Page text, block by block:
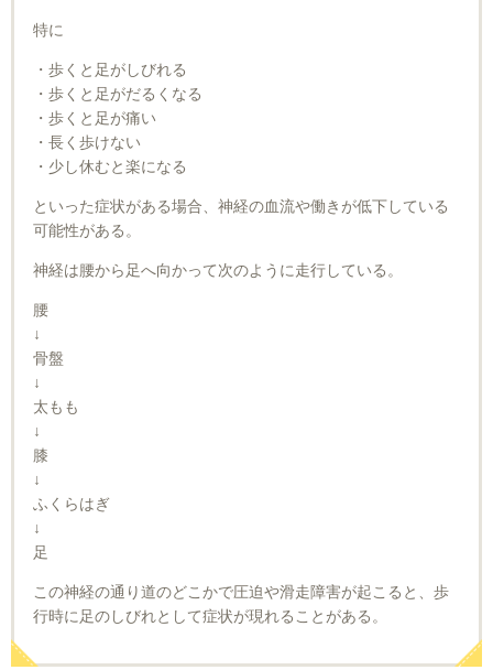
特に
・歩くと足がしびれる
・歩くと足がだるくなる
・歩くと足が痛い
・長く歩けない
・少し休むと楽になる
といった症状がある場合、神経の血流や働きが低下している
可能性がある。
神経は腰から足へ向かって次のように走行している。
腰
↓
骨盤
↓
太もも
↓
膝
↓
ふくらはぎ
↓
足
この神経の通り道のどこかで圧迫や滑走障害が起こると、歩
行時に足のしびれとして症状が現れることがある。